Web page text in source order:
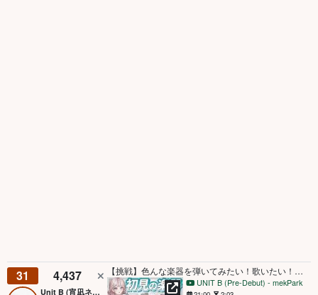
31 4,437
Unit B (宵凪ネオン/玲銘ミラ/清澄ライラ)
【挑戦】色んな楽器を弾いてみたい！歌いたい！【 #UNIT_B / #宵凪ネオン】
UNIT B (Pre-Debut) - mekPark